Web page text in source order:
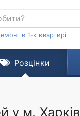
в 1-к квартирі
Розцінки
у м. Харків